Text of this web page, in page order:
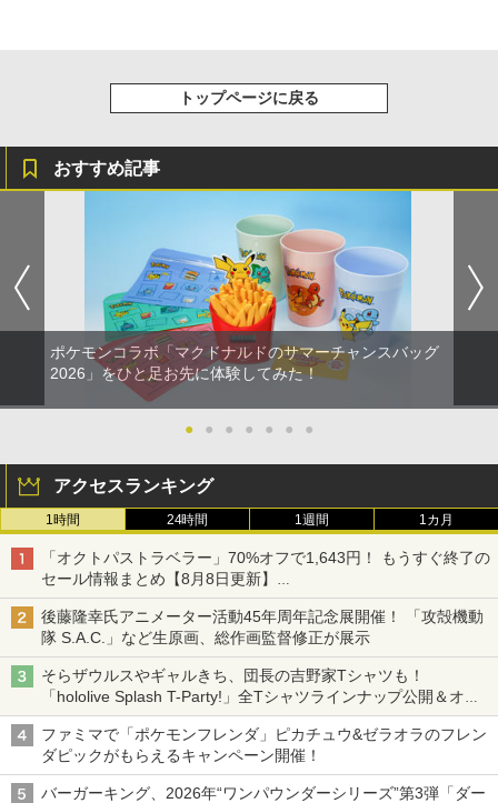
トップページに戻る
おすすめ記事
ポケモンコラボ「マクドナルドのサマーチャンスバッグ
2026」をひと足お先に体験してみた！
● ● ● ● ● ● ●
アクセスランキング
1時間 24時間 1週間 1カ月
「オクトパストラベラー」70%オフで1,643円！ もうすぐ終了の
セール情報まとめ【8月8日更新】
ニンテンドーeショップでは「大神 絶景版」が67%オフで990円
後藤隆幸氏アニメーター活動45年周年記念展開催！ 「攻殻機動
隊 S.A.C.」など生原画、総作画監督修正が展示
そらザウルスやギャルきち、団長の吉野家Tシャツも！
「hololive Splash T-Party!」全Tシャツラインナップ公開＆オン
ライン販売開始
ファミマで「ポケモンフレンダ」ピカチュウ&ゼラオラのフレン
ダピックがもらえるキャンペーン開催！
バーガーキング、2026年“ワンパウンダーシリーズ”第3弾「ダー